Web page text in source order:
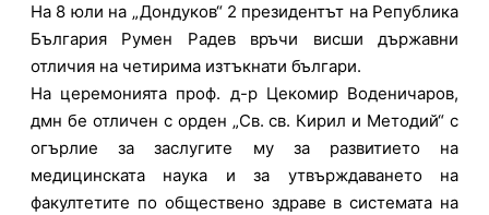
На 8 юли на „Дондуков“ 2 президентът на Република
България Румен Радев връчи висши държавни
отличия на четирима изтъкнати българи.
На церемонията проф. д-р Цекомир Воденичаров,
дмн бе отличен с орден „Св. св. Кирил и Методий“ с
огърлие за заслугите му за развитието на
медицинската наука и за утвърждаването на
факултетите по обществено здраве в системата на